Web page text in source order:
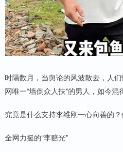
时隔数月，当舆论的风波散去，人
网唯一“墙倒众人扶”的男人，如今混
究竟是什么支持李维刚一心向善的
全网力挺的“李赔光”